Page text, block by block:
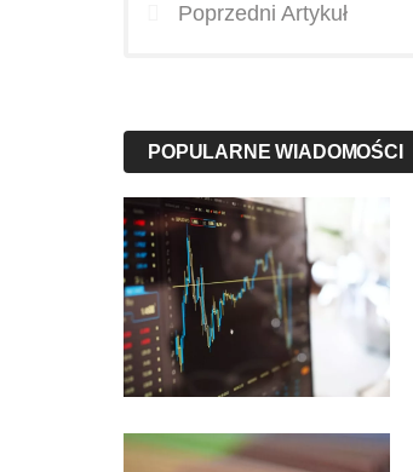
Poprzedni Artykuł
POPULARNE WIADOMOŚCI